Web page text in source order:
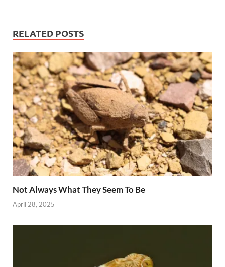
RELATED POSTS
Not Always What They Seem To Be
April 28, 2025